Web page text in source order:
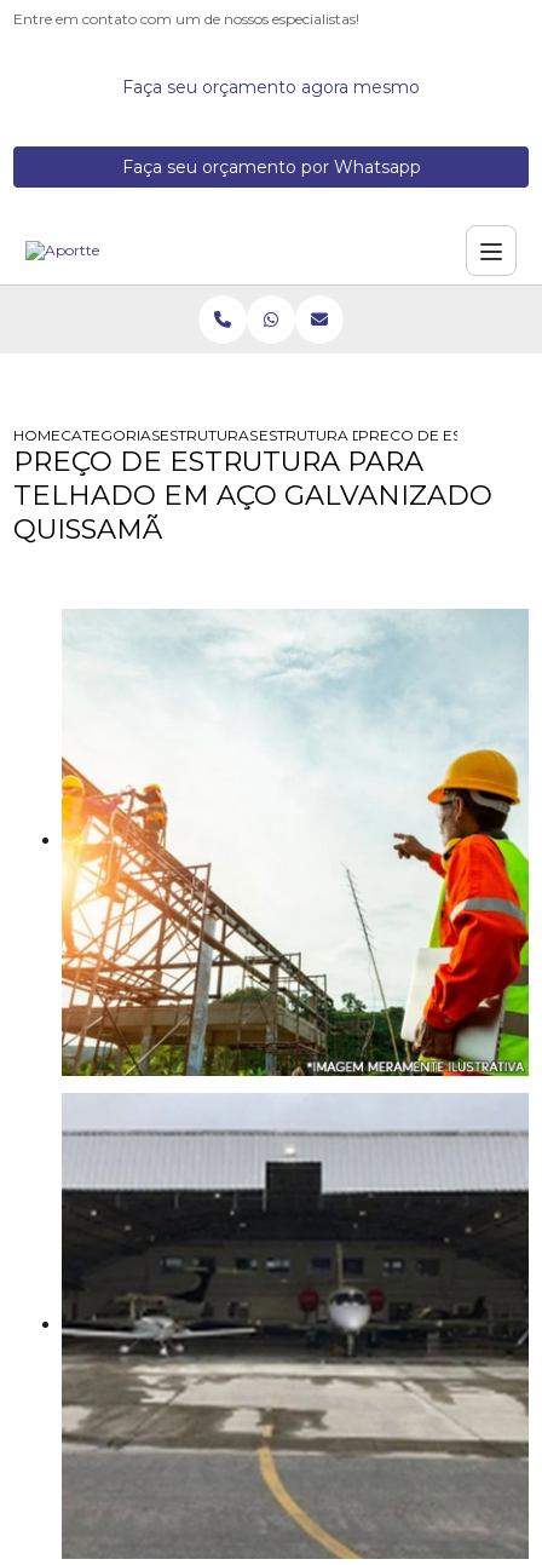
Entre em contato com um de nossos especialistas!
Faça seu orçamento agora mesmo
Faça seu orçamento por Whatsapp
HOMECATEGORIASESTRUTURAS DE ACOESTRUTURA DE ACO EM EDIFICACAO
PRECO DE
PREÇO DE ESTRUTURA PARA
TELHADO EM AÇO GALVANIZADO
QUISSAMÃ